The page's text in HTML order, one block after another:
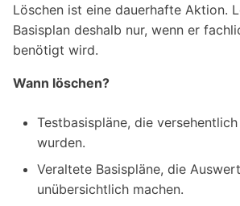
Löschen ist eine dauerhafte Aktion.
Basisplan deshalb nur, wenn er
benötigt wird.
Wann löschen?
Testbasispläne, die
wurden.
Veraltete Basispläne, die
unübersichtlich machen.